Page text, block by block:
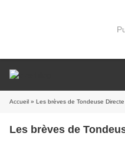
Accueil » Les brèves de Tondeuse Directe
Les brèves de